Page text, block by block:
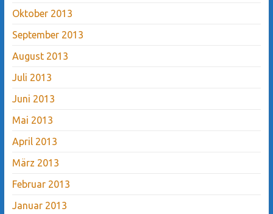
Oktober 2013
September 2013
August 2013
Juli 2013
Juni 2013
Mai 2013
April 2013
März 2013
Februar 2013
Januar 2013